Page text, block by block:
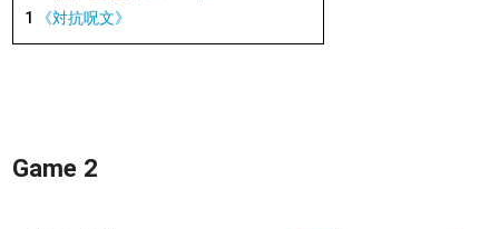
1
《対抗呪文》
Game 2